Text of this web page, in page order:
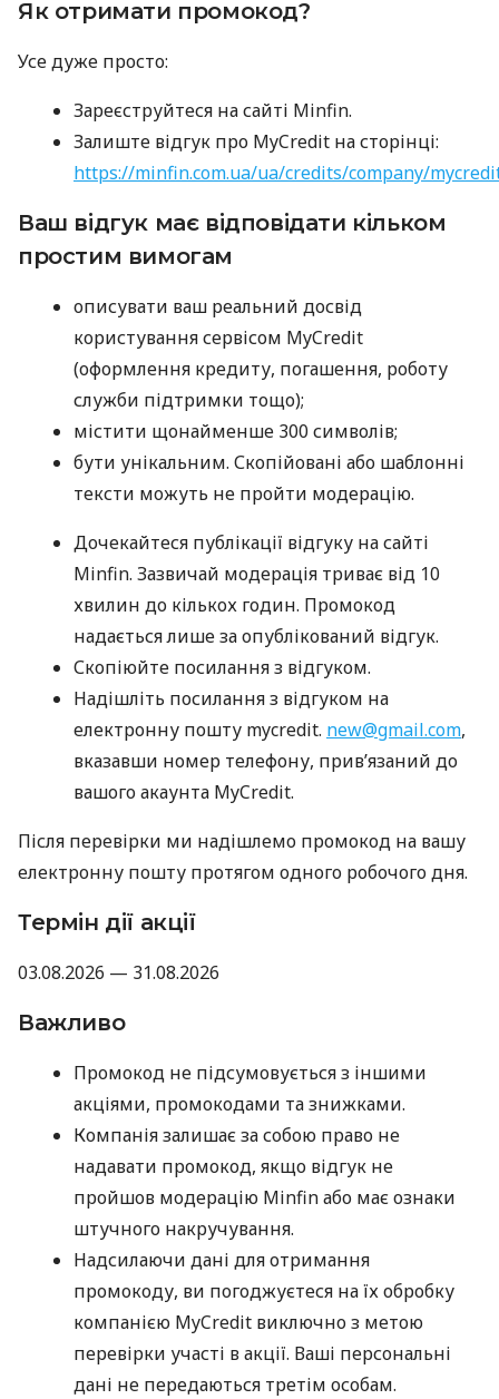
Як отримати промокод?
Усе дуже просто:
Зареєструйтеся на сайті Minfin.
Залиште відгук про MyCredit на сторінці:
https://minfin.com.ua/ua/credits/company/
Ваш відгук має відповідати кільком
простим вимогам
описувати ваш реальний досвід
користування сервісом MyCredit
(оформлення кредиту, погашення, роботу
служби підтримки тощо);
містити щонайменше 300 символів;
бути унікальним. Скопійовані або шаблонні
тексти можуть не пройти модерацію.
Дочекайтеся публікації відгуку на сайті
Minfin. Зазвичай модерація триває від 10
хвилин до кількох годин. Промокод
надається лише за опублікований відгук.
Скопіюйте посилання з відгуком.
Надішліть посилання з відгуком на
електронну пошту mycredit. new@gmail.com,
вказавши номер телефону, прив’язаний до
вашого акаунта MyCredit.
Після перевірки ми надішлемо промокод на вашу
електронну пошту протягом одного робочого дня.
Термін дії акції
03.08.2026 — 31.08.2026
Важливо
Промокод не підсумовується з іншими
акціями, промокодами та знижками.
Компанія залишає за собою право не
надавати промокод, якщо відгук не
пройшов модерацію Minfin або має ознаки
штучного накручування.
Надсилаючи дані для отримання
промокоду, ви погоджуєтеся на їх обробку
компанією MyCredit виключно з метою
перевірки участі в акції. Ваші персональні
дані не передаються третім особам.